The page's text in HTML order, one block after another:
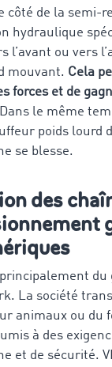
côté de la semi-
hydraulique
l’avant ou vers
mouvant. Cela
forces et de
le même
poids lourd
se blesse.
des
du
La société
animaux ou du
à des
et de sécurité.